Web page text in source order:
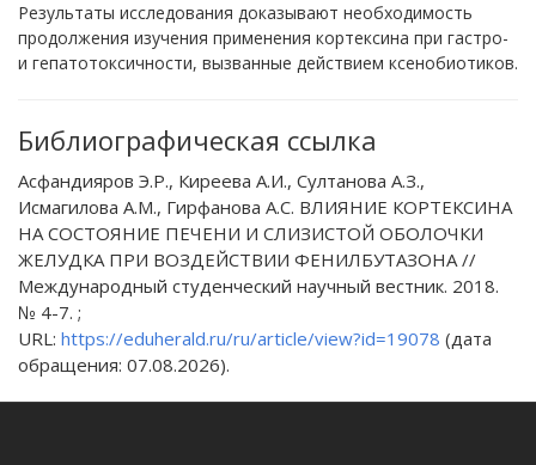
Результаты исследования доказывают необходимость
продолжения изучения применения кортексина при гастро-
и гепатотоксичности, вызванные действием ксенобиотиков.
Библиографическая ссылка
Асфандияров Э.Р., Киреева А.И., Султанова А.З.,
Исмагилова А.М., Гирфанова А.С. ВЛИЯНИЕ КОРТЕКСИНА
НА СОСТОЯНИЕ ПЕЧЕНИ И СЛИЗИСТОЙ ОБОЛОЧКИ
ЖЕЛУДКА ПРИ ВОЗДЕЙСТВИИ ФЕНИЛБУТАЗОНА //
Международный студенческий научный вестник. 2018.
№ 4-7. ;
URL: https://eduherald.ru/ru/article/view?id=19078 (дата
обращения: 07.08.2026).